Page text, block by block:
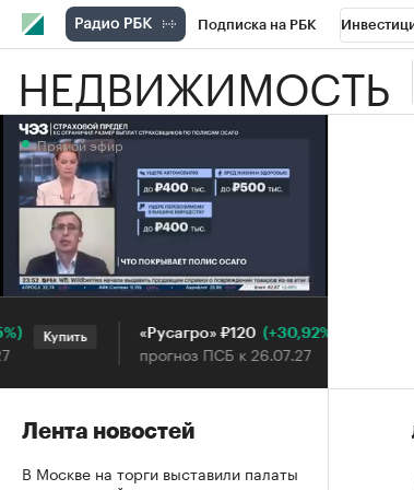
Подписка на РБК
РБК Вино Спорт Школа
Кредитные рейтинги
Проверка контрагентов
НЕДВИЖИМОСТЬ
Прямой эфир
Прямой эфир
Купить «Русагро» ₽120 (+30,92%)
прогноз ПСБ к 26.07.27
Лента новостей
В Москве на торги выставили палаты